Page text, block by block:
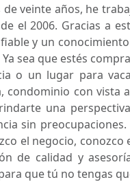
veinte años, he
el 2006. Gracias a
y un
sea que estés
o un lugar para
condominio con vista
una
sin
el negocio, conozco
de calidad y
que tú no tengas